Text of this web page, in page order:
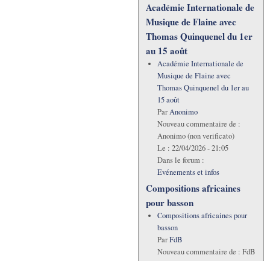
Académie Internationale de
Musique de Flaine avec
Thomas Quinquenel du 1er
au 15 août
Académie Internationale de
Musique de Flaine avec
Thomas Quinquenel du 1er au
15 août
ParAnonimo
Nouveau commentaire de :
Anonimo (non verificato)
Le : 22/04/2026 - 21:05
Dans le forum :
Evénements et infos
Compositions africaines
pour basson
Compositions africaines pour
basson
ParFdB
Nouveau commentaire de : FdB